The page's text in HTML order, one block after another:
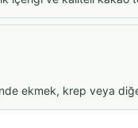
ekmek, krep veya